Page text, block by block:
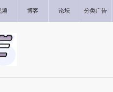
频 博客 论坛 分类广告